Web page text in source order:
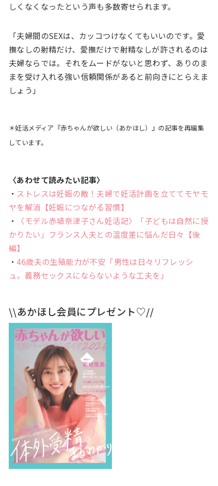
しくなくなったという声も多数寄せられます。
「夫婦間のSEXは、カッコつけなくてもいいのです。愛
撫なしの射精だけ、愛撫だけで射精なしが許されるのは
夫婦ならでは。それをムードがないと思わず、ありのま
まを受け入れる強い信頼関係があると前向きにとらえま
しょう」
＊妊活メディア『赤ちゃんが欲しい（あかほし）』の記事を再編集
しています。
〈あわせて読みたい記事〉
・ ストレスは妊娠の敵！夫婦で妊活計画を立ててモヤモ
ヤを解消【妊娠につながる習慣】
・
〈モデル赤埴奈津子さん妊活記〉「子どもは自然に授
かりたい」フランス人夫との温度差に悩んだ日々【後
編】
・46歳夫の生殖能力が不安「男性は日々リフレッシ
ュ。義務セックスにならないような工夫を」
\\あかほし会員にプレゼント♡//